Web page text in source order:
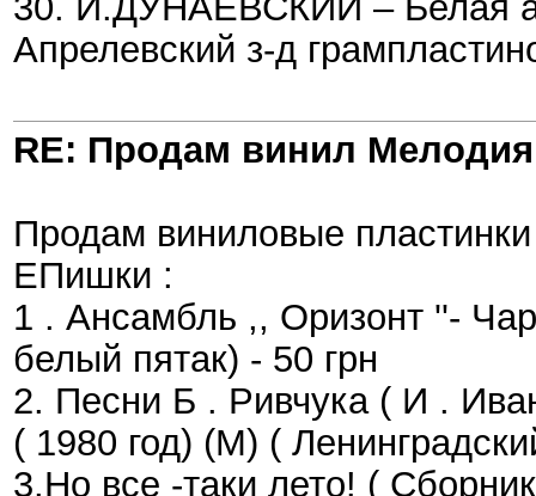
Апрелевский з-д
RE: Продам винил Мелодия
Продам виниловые
ЕПишки :
1 . Ансамбль ,, Оризонт ''-
белый пятак) - 50 грн
2. Песни Б . Ривчука ( И .
( 1980 год) (M) (
3.Но все -таки лето! (